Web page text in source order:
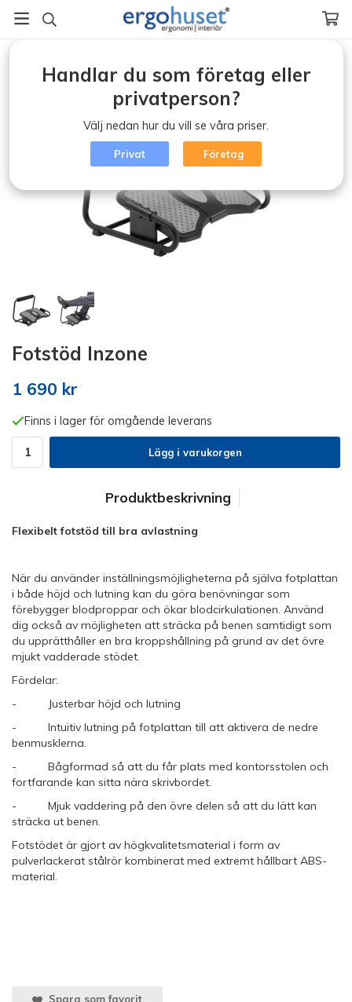
Fotstöd Inzone
1 690 kr
Finns i lager för omgående leverans
Lägg i varukorgen
Produktbeskrivning
Flexibelt fotstöd till bra avlastning
När du använder inställningsmöjligheterna på själva fotplattan
i både höjd och lutning kan du göra benövningar som
förebygger blodproppar och ökar blodcirkulationen. Använd
dig också av möjligheten att sträcka på benen samtidigt som
du upprätthåller en bra kroppshållning på grund av det övre
mjukt vadderade stödet.
Fördelar:
- Justerbar höjd och lutning
- Intuitiv lutning på fotplattan till att aktivera de nedre
benmusklerna.
- Bågformad så att du får plats med kontorsstolen och
fortfarande kan sitta nära skrivbordet.
- Mjuk vaddering på den övre delen så att du lätt kan
sträcka ut benen.
Fotstödet är gjort av högkvalitetsmaterial i form av
pulverlackerat stålrör kombinerat med extremt hållbart ABS-
material.
Spara som favorit
Handlar du som företag eller
privatperson?
Välj nedan hur du vill se våra priser.
Privat Företag